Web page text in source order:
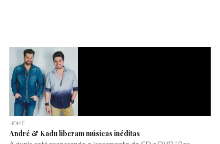
HOME
André & Kadu liberam músicas inéditas